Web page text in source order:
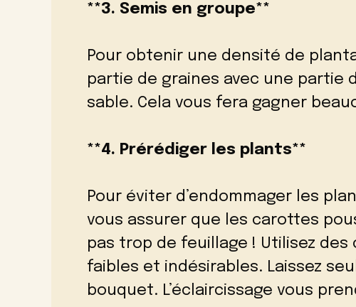
**3. Semis en groupe**
Pour obtenir une densité de
partie de graines avec une partie
sable. Cela vous fera gagner
**4. Prérédiger les plants**
Pour éviter d’endommager les
vous assurer que les carottes
pas trop de feuillage ! Utilisez
faibles et indésirables. Laissez
bouquet. L’éclaircissage vous